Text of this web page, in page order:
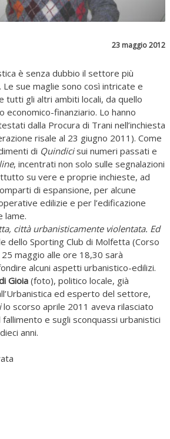
23 maggio 2012
è senza dubbio il settore più
sue maglie sono così intricate e
tutti gli altri ambiti locali, da quello
economico-finanziario. Lo hanno
dalla Procura di Trani nell’inchiesta
risale al 23 giugno 2011). Come
di Quindicisui numeri passati e
, incentrati non solo sulle segnalazioni
su vere e proprie inchieste, ad
di espansione, per alcune
edilizie e per l’edificazione
lame.
città urbanisticamente violentata. Ed
dello Sporting Club di Molfetta (Corso
maggio alle ore 18,30 sarà
alcuni aspetti urbanistico-edilizi.
Gioia (foto), politico locale, già
ed esperto del settore,
lo scorso aprile 2011 aveva rilasciato
fallimento e sugli sconquassi urbanistici
anni.